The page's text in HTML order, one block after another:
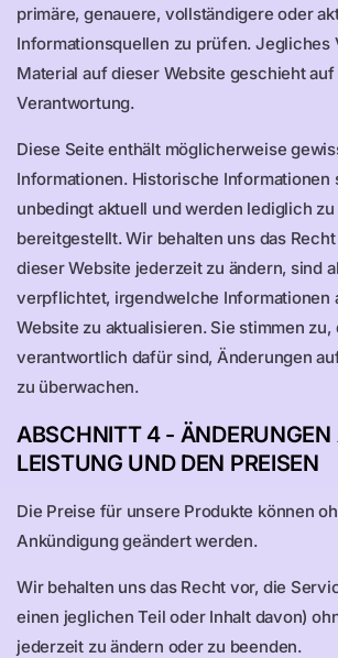
primäre, genauere, vollständigere oder
Informationsquellen zu prüfen. Jegliches
Material auf dieser Website geschieht auf
Verantwortung.
Diese Seite enthält möglicherweise
Informationen. Historische Informationen
unbedingt aktuell und werden lediglich
bereitgestellt. Wir behalten uns das
dieser Website jederzeit zu ändern, sind
verpflichtet, irgendwelche Informationen
Website zu aktualisieren. Sie stimmen zu,
verantwortlich dafür sind, Änderungen
zu überwachen.
ABSCHNITT 4 - ÄNDERUNGEN
LEISTUNG UND DEN PREISEN
Die Preise für unsere Produkte können
Ankündigung geändert werden.
Wir behalten uns das Recht vor, die
einen jeglichen Teil oder Inhalt davon)
jederzeit zu ändern oder zu beenden.